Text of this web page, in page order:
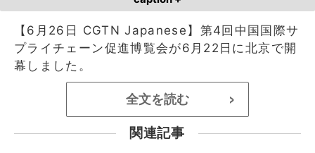
【6月26日 CGTN Japanese】第4回中国国際サ
プライチェーン促進博覧会が6月22日に北京で開
幕しました。
全文を読む >
関連記事